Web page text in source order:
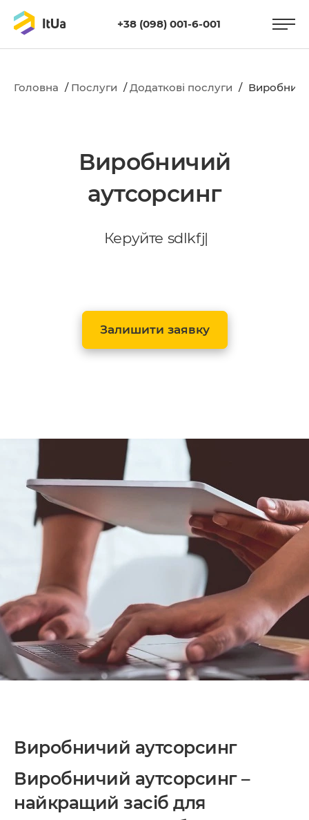
+38 (098) 001-6-001
Головна / Послуги /Додаткові послуги /
Виробничий
аутсорсинг
Керуйте|
Залишити заявку
Виробничий аутсорсинг
Виробничий аутсорсинг –
найкращий засіб для